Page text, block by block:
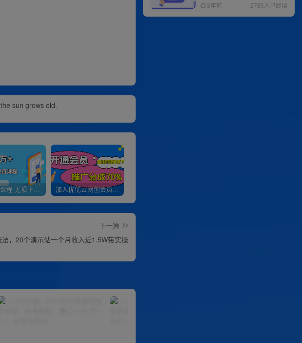
sun grows old.
全网VIP课程 无损下载~ 加入优优云网创会员，全站资源免费学习。
下一篇
法，20个演示站一个月收入近1.5W带实操
3年前 2785人已阅读